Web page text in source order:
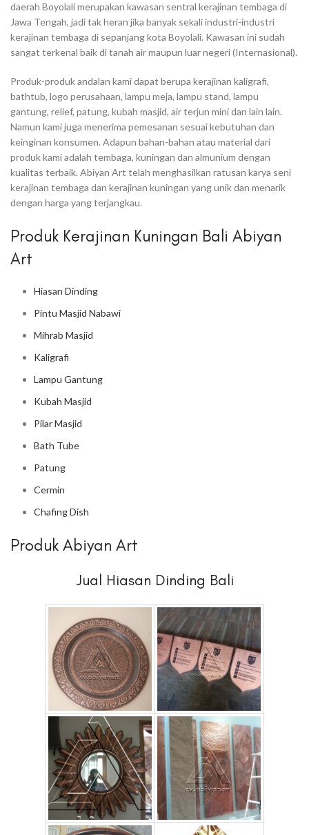
daerah Boyolali merupakan kawasan sentral kerajinan tembaga di
Jawa Tengah, jadi tak heran jika banyak sekali industri-industri
kerajinan tembaga di sepanjang kota Boyolali. Kawasan ini sudah
sangat terkenal baik di tanah air maupun luar negeri (Internasional).
Produk-produk andalan kami dapat berupa kerajinan kaligrafi,
bathtub, logo perusahaan, lampu meja, lampu stand, lampu
gantung, relief, patung, kubah masjid, air terjun mini dan lain lain.
Namun kami juga menerima pemesanan sesuai kebutuhan dan
keinginan konsumen. Adapun bahan-bahan atau material dari
produk kami adalah tembaga, kuningan dan almunium dengan
kualitas terbaik. Abiyan Art telah menghasilkan ratusan karya seni
kerajinan tembaga dan kerajinan kuningan yang unik dan menarik
dengan harga yang terjangkau.
Produk Kerajinan Kuningan Bali Abiyan
Art
Hiasan Dinding
Pintu Masjid Nabawi
Mihrab Masjid
Kaligrafi
Lampu Gantung
Kubah Masjid
Pilar Masjid
Bath Tube
Patung
Cermin
Chafing Dish
Produk Abiyan Art
Jual Hiasan Dinding Bali